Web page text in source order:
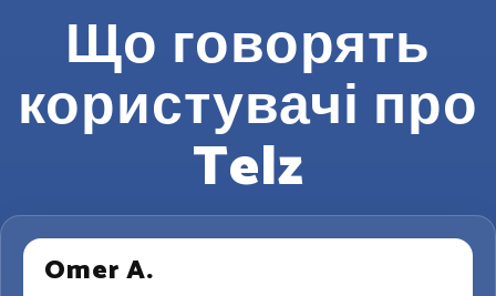
Що говорять
користувачі про
Telz
Omer A.